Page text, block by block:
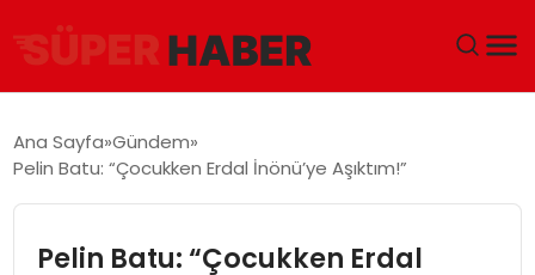
DÜNYA
Ana Sayfa Gündem
Pelin Batu: “Çocukken Erdal İnönü’ye Aşıktım!”
Pelin Batu: “Çocukken Erdal